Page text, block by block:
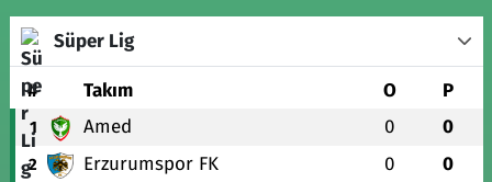
Süper Lig
# Takım O P
1 Amed 0 0
2 Erzurumspor FK 0 0